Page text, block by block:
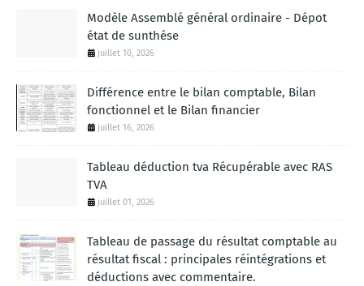
Modèle Assemblé général ordinaire - Dépot
état de sunthése
juillet 10, 2026
Différence entre le bilan comptable, Bilan
fonctionnel et le Bilan financier
juillet 16, 2026
Tableau déduction tva Récupérable avec RAS
TVA
juillet 01, 2026
Tableau de passage du résultat comptable au
résultat fiscal : principales réintégrations et
déductions avec commentaire.